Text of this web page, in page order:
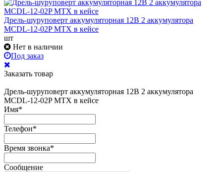
Дрель-шуруповерт аккумуляторная 12В 2 аккумулятора
MCDL-12-02P MTX в кейсе
шт
Нет в наличии
Под заказ
Заказать товар
Дрель-шуруповерт аккумуляторная 12В 2 аккумулятора
MCDL-12-02P MTX в кейсе
Имя*
Телефон*
Время звонка*
Сообщение